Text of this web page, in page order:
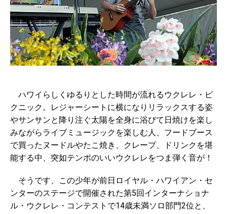
ハワイらしくゆるりとした時間が流れるウクレレ・ピ
クニック。レジャーシートに横になりリラックスする姿
やサンサンと降り注ぐ太陽を全身に浴びて日焼けを楽し
みながらライブミュージックを楽しむ人、フードブース
で買ったヌードルやたこ焼き、クレープ、ドリンクを堪
能する中、突如テンポのいいウクレレをつま弾く音が！
そうです、この少年が前日ロイヤル・ハワイアン・セ
ンターのステージで開催された第5回インターナショナ
ル・ウクレレ・コンテストで14歳未満ソロ部門2位と、